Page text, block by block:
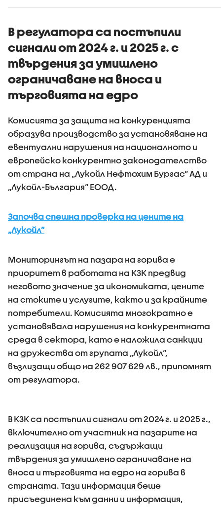
В регулатора са постъпили
сигнали от 2024 г. и 2025 г. с
твърдения за умишлено
ограничаване на вноса и
търговията на едро
Комисията за защита на конкуренцията
образува производство за установяване на
евентуални нарушения на националното и
европейско конкурентно законодателство
от страна на „Лукойл Нефтохим Бургас“ АД и
„Лукойл-България“ ЕООД.
Започва спешна проверка на цените на
„Лукойл”
Мониторингът на пазара на горива е
приоритет в работата на КЗК предвид
неговото значение за икономиката, цените
на стоките и услугите, както и за крайните
потребители. Комисията многократно е
установявала нарушения на конкурентната
среда в сектора, като е наложила санкции
на дружества от групата „Лукойл“,
възлизащи общо на 262 907 629 лв., припомнят
от регулатора.
В КЗК са постъпили сигнали от 2024 г. и 2025 г.,
включително от участник на пазарите на
реализация на горива, съдържащи
твърдения за умишлено ограничаване на
вноса и търговията на едро на горива в
страната. Тази информация беше
присъединена към данни и информация,